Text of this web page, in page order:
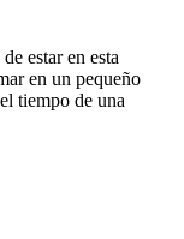
estar en esta
en un pequeño
tiempo de una